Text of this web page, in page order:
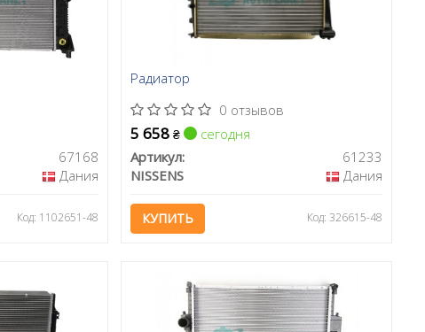
67168
Дания
Код: 1102651-48
Радиатор
0 отзывов
5 658₴
сегодня
Артикул:
61233
NISSENS
Дания
КУПИТЬ Код: 326615-48